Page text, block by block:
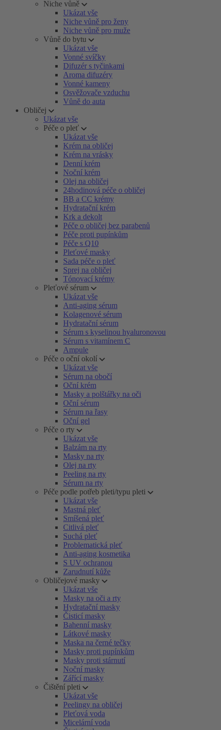
Niche vůně
Ukázat vše
Niche vůně pro ženy
Niche vůně pro muže
Vůně do bytu
Ukázat vše
Vonné svíčky
Difuzér s tyčinkami
Aroma difuzéry
Vonné kameny
Osvěžovače vzduchu
Vůně do auta
Obličej
Ukázat vše
Péče o pleť
Ukázat vše
Krém na obličej
Krém na vrásky
Denní krém
Noční krém
Olej na obličej
24hodinová péče o obličej
BB a CC krémy
Hydratační krém
Krk a dekolt
Péče o obličej bez parabenů
Péče proti pupínkům
Péče s Q10
Pleťové masky
Sada péče o pleť
Sprej na obličej
Tónovací krémy
Pleťové sérum
Ukázat vše
Anti-aging sérum
Kolagenové sérum
Hydratační sérum
Sérum s kyselinou hyaluronovou
Sérum s vitamínem C
Ampule
Péče o oční okolí
Ukázat vše
Sérum na obočí
Oční krém
Masky a polštářky na oči
Oční sérum
Sérum na řasy
Oční gel
Péče o rty
Ukázat vše
Balzám na rty
Masky na rty
Olej na rty
Peeling na rty
Sérum na rty
Péče podle potřeb pleti/typu pleti
Ukázat vše
Mastná pleť
Smíšená pleť
Citlivá pleť
Suchá pleť
Problematická pleť
Anti-aging kosmetika
S UV ochranou
Zarudnutí kůže
Obličejové masky
Ukázat vše
Masky na oči a rty
Hydratační masky
Čisticí masky
Bahenní masky
Látkové masky
Maska na černé tečky
Masky proti pupínkům
Masky proti stárnutí
Noční masky
Zářící masky
Čištění pleti
Ukázat vše
Peelingy na obličej
Pleťová voda
Micelární voda